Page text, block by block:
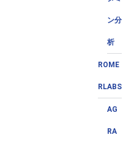
ン分
析
ROME
RLABS
AG
RA